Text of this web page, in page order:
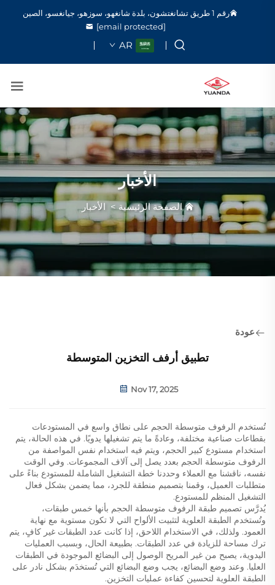
رقم 1 طريق تشانغتشون، بلدة شانغهو، سوزهو، جيانغسو، الصين
[email protected]
AR
الأخبار
الصفحة الرئيسية> الأخبار
عودة
تطبيق أرفف التخزين المتوسطة
Nov 17, 2025
تُستخدم الرفوف متوسطة الحجم على نطاق واسع في المستودعات
بقطاعات صناعية مختلفة، وعادةً ما يتم تشغيلها يدويًا. في هذه الحالة، يتم
استخدام مستودع كبير الحجم، ويتم فيه استخدام نفس المواصفة من
الرفوف متوسطة الحجم بعدد يصل إلى آلاف المجموعات. وفي الوقت
نفسه، ناقشنا مع العملاء وحددنا خطة التشغيل الشاملة للمستودع بناءً على
متطلبات العميل، وقمنا بتصميم منطقة للجرد، مما يضمن بشكل فعال
التشغيل المنظم للمستودع.
يُدرَّس تصميم طبقة الرفوف متوسطة الحجم بأنها خمس طبقات،
وتُستخدم الطبقة العلوية لتثبيت الألواح التي لا تكون مستوية مع نهاية
العمود. ولذلك، في الاستخدام اللاحق، إذا كانت عدد الطبقات غير كافٍ، يتم
ترك مساحة للزيادة في عدد الطبقات. بطبيعة الحال، وبسبب العمليات
اليدوية، يصبح من غير المريح الوصول إلى البضائع الموجودة في الطبقات
العليا. وعند وضع البضائع، يجب وضع البضائع التي تُستخدَم بشكل نادر على
الطبقة العلوية لتحسين كفاءة عمليات التخزين.